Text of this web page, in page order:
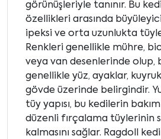
görünüşleriyle tanınır. Bu
özellikleri arasında
ipeksi ve orta uzunlukta
Renkleri genellikle mühre,
veya van desenlerinde olup,
genellikle yüz, ayaklar,
gövde üzerinde belirgindir.
tüy yapısı, bu kedilerin
düzenli fırçalama tüylerinin
kalmasını sağlar. Ragdoll kedi